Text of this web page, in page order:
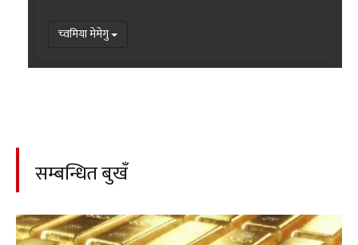
च्वमिया मेमेगु
सम्बन्धित बुखँ